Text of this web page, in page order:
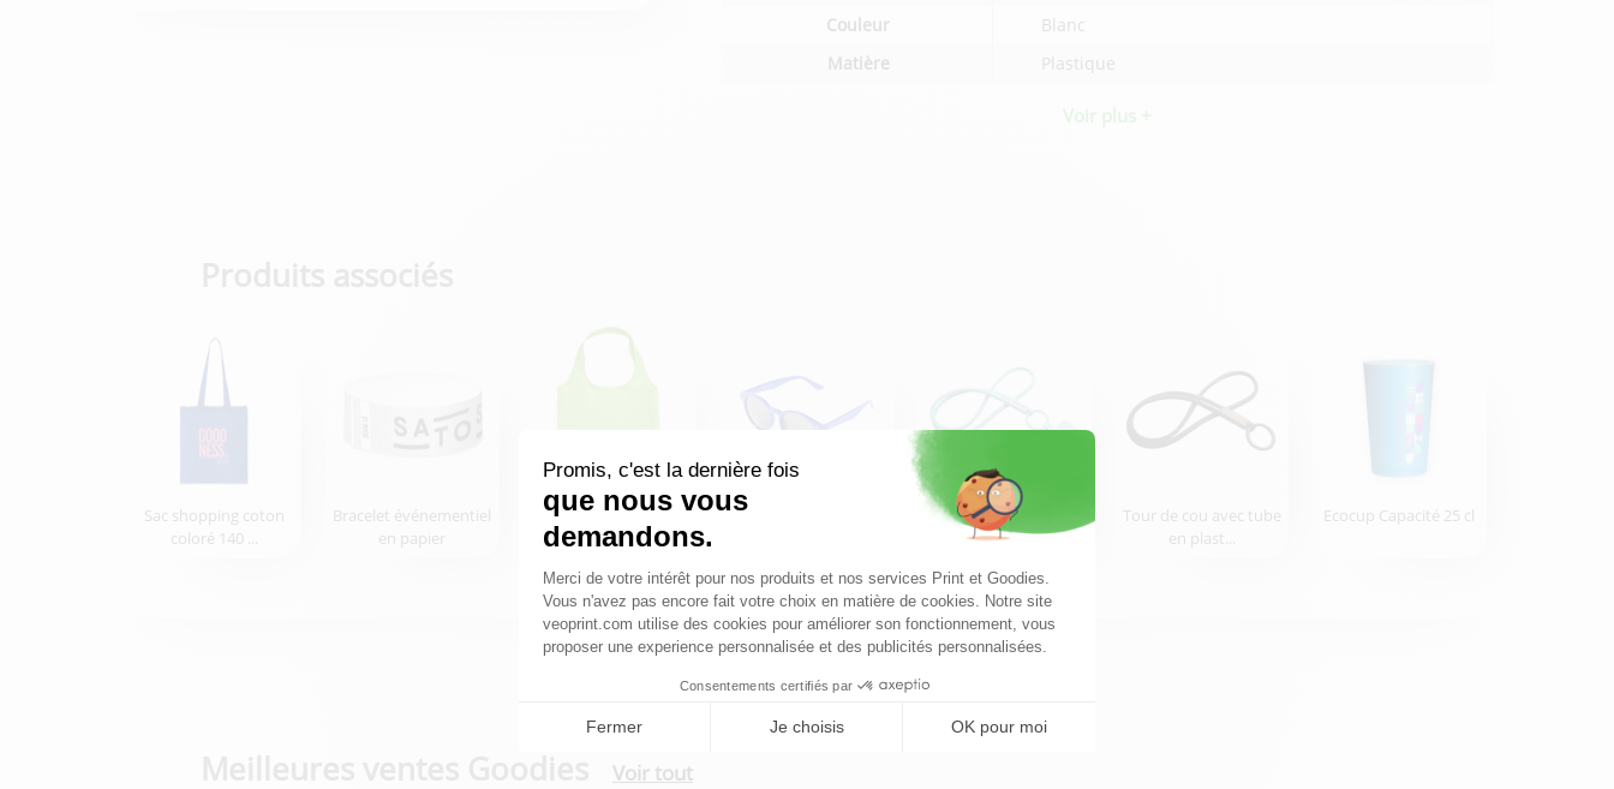
Couleur
Blanc
Matière
Plastique
Sac shopping coton
coloré 140 ...
Bracelet événementiel
en papier
Sac shopping pliable Lunettes de soleil
Tour de cou porte-
téléphone av...
Tour de cou avec tube
en plast...
Ecocup Capacité 25 cl
Voir tout